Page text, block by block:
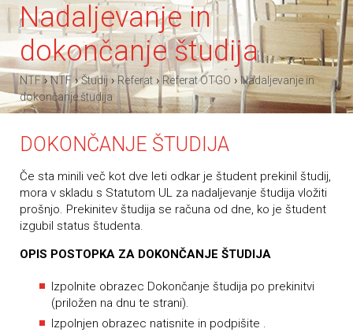
Nadaljevanje in
dokončanje študija
NTF›NTF›Študij› Referat › Referat OTGO › Nadaljevanje in
dokončanje študija
DOKONČANJE ŠTUDIJA
Če sta minili več kot dve leti odkar je študent prekinil študij,
mora v skladu s Statutom UL za nadaljevanje študija vložiti
prošnjo. Prekinitev študija se računa od dne, ko je študent
izgubil status študenta.
OPIS POSTOPKA ZA DOKONČANJE ŠTUDIJA
Izpolnite obrazec Dokončanje študija po prekinitvi
(priložen na dnu te strani).
Izpolnjen obrazec natisnite in podpišite .